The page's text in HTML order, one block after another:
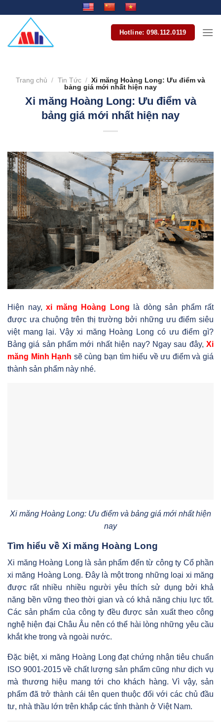
dung
Hotline: 098.112.0119
Trang chủ / Tin Tức / Xi măng Hoàng Long: Ưu điểm và
bảng giá mới nhất hiện nay
Xi măng Hoàng Long: Ưu điểm và
bảng giá mới nhất hiện nay
Hiện nay, xi măng Hoàng Long là dòng sản phẩm rất
được ưa chuộng trên thị trường bởi những ưu điểm siêu
việt mang lại. Vậy xi măng Hoàng Long có ưu điểm gì?
Bảng giá sản phẩm mới nhất hiện nay? Ngay sau đây, Xi
măng Minh Hạnh sẽ cùng bạn tìm hiểu về ưu điểm và giá
thành sản phẩm này nhé.
Xi măng Hoàng Long: Ưu điểm và bảng giá mới nhất hiện
nay
Tìm hiểu về Xi măng Hoàng Long
Xi măng Hoàng Long là sản phẩm đến từ công ty Cổ phần
xi măng Hoàng Long. Đây là một trong những loại xi măng
được rất nhiều nhiều người yêu thích sử dụng bởi khả
năng bền vững theo thời gian và có khả năng chịu lực tốt.
Các sản phẩm của công ty đều được sản xuất theo công
nghệ hiện đại Châu Âu nên có thể hài lòng những yêu cầu
khắt khe trong và ngoài nước.
Đặc biệt, xi măng Hoàng Long đạt chứng nhận tiêu chuẩn
ISO 9001-2015 về chất lượng sản phẩm cũng như dịch vụ
mà thương hiệu mang tới cho khách hàng. Vì vậy, sản
phẩm đã trở thành cái tên quen thuộc đối với các chủ đầu
tư, nhà thầu lớn trên khắp các tỉnh thành ở Việt Nam.